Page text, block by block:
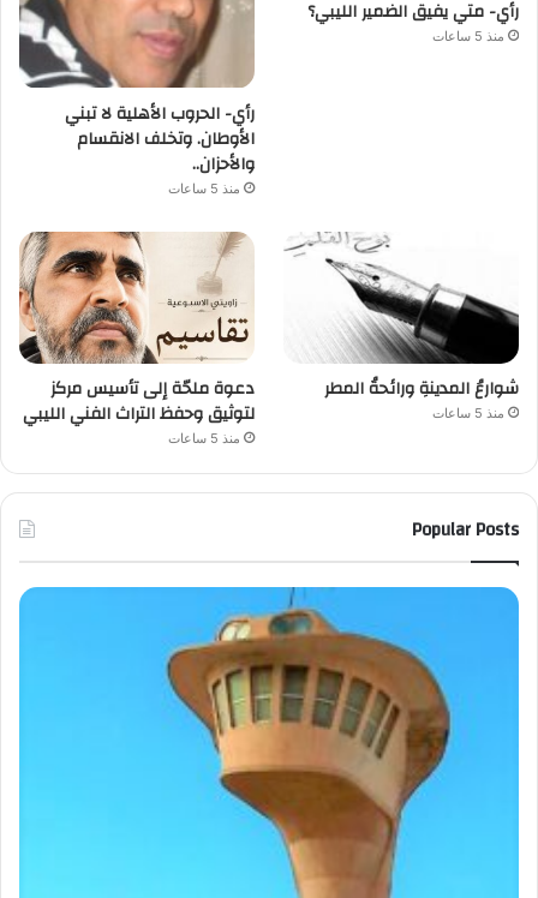
رأي- متي يفيق الضمير الليبي؟
منذ 5 ساعات
رأي- الحروب الأهلية لا تبني
الأوطان. وتخلف الانقسام
والأحزان..
منذ 5 ساعات
شوارعُ المدينةِ ورائحةُ المطر
منذ 5 ساعات
دعوة ملحّة إلى تأسيس مركز
لتوثيق وحفظ التراث الفني الليبي
منذ 5 ساعات
Popular Posts